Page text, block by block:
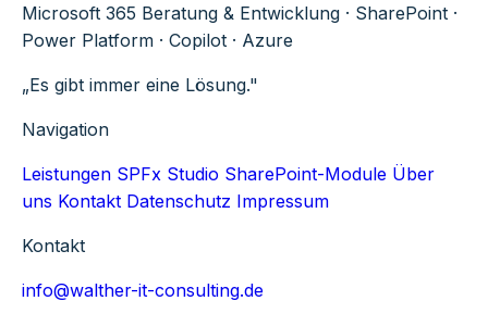
Microsoft 365 Beratung & Entwicklung · SharePoint ·
Power Platform · Copilot · Azure
„Es gibt immer eine Lösung."
Navigation
Leistungen SPFx Studio SharePoint-Module Über
uns Kontakt Datenschutz Impressum
Kontakt
info@walther-it-consulting.de